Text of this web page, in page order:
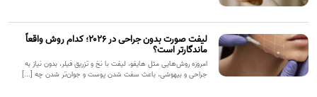
لیفت صورت بدون جراحی در ۲۰۲۶؛ کدام روش واقعاً
ماندگارتر است؟
امروزه روش‌هایی مثل هایفو، لیفت با نخ و تزریق فیلر، بدون نیاز به
جراحی و بیهوشی، باعث سفت شدن پوست و جوان‌تر شدن چه [...]